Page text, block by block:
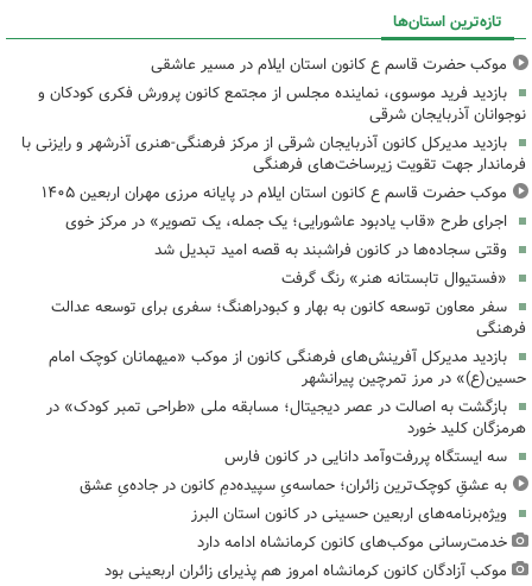
تازه‌ترین استان‌ها
موکب حضرت قاسم ع کانون استان ایلام در مسیر عاشقی
بازدید فرید موسوی، نماینده مجلس از مجتمع کانون پرورش فکری کودکان و
نوجوانان آذربایجان شرقی
بازدید مدیرکل کانون آذربایجان شرقی از مرکز فرهنگی‌-هنری آذرشهر و رایزنی با
فرماندار جهت تقویت زیرساخت‌های فرهنگی
موکب حضرت قاسم ع کانون استان ایلام در پایانه مرزی مهران اربعین ۱۴۰۵
اجرای طرح «قاب یادبود عاشورایی؛ یک جمله، یک تصویر» در مرکز خوی
وقتی سجاده‌ها در کانون فراشبند به قصه امید تبدیل شد
«فستیوال تابستانه هنر» رنگ گرفت
سفر معاون توسعه کانون به بهار و کبودراهنگ؛ سفری برای توسعه عدالت
فرهنگی
بازدید مدیرکل آفرینش‌های فرهنگی کانون از موکب «میهمانان کوچک امام
حسین(ع)» در مرز تمرچین پیرانشهر
بازگشت به اصالت در عصر دیجیتال؛ مسابقه ملی «طراحی تمبر کودک» در
هرمزگان کلید خورد
سه ایستگاه پررفت‌وآمد دانایی در کانون فارس
به عشقِ کوچک‌ترین زائران؛ حماسه‌یِ سپیده‌دمِ کانون در جاده‌یِ عشق
ویژه‌برنامه‌های اربعین حسینی در کانون استان البرز
خدمت‌رسانی موکب‌های کانون کرمانشاه ادامه دارد
موکب آزادگان کانون کرمانشاه امروز هم پذیرای زائران اربعینی بود